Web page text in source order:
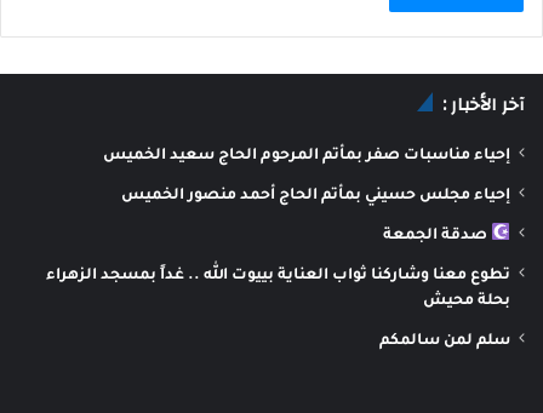
t
آخر الأخبار :
إحياء مناسبات صفر بمأتم المرحوم الحاج سعيد الخميس
إحياء مجلس حسيني بمأتم الحاج أحمد منصور الخميس
صدقة الجمعة
تطوع معنا وشاركنا ثواب العناية بييوت الله .. غداً بمسجد الزهراء
بحلة محيش
سلم لمن سالمكم